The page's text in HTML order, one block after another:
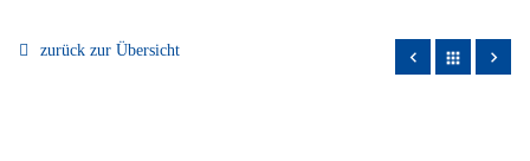
zurück zur Übersicht apps